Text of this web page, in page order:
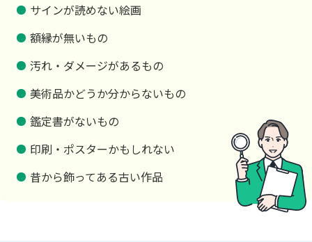
サインが読めない絵画
額縁が無いもの
汚れ・ダメージがあるもの
美術品かどうか分からないもの
鑑定書がないもの
印刷・ポスターかもしれない
昔から飾ってある古い作品